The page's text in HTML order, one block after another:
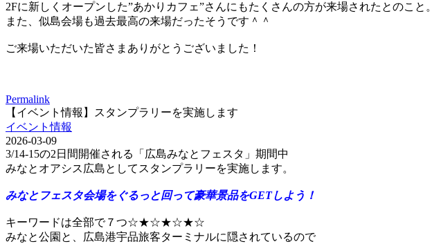
2Fに新しくオープンした”あかりカフェ”さんにもたくさんの方が来場されたとのこと。
また、似島会場も過去最高の来場だったそうです＾＾
ご来場いただいた皆さまありがとうございました！
Permalink
【イベント情報】スタンプラリーを実施します
イベント情報
2026-03-09
3/14-15の2日間開催される「広島みなとフェスタ」期間中
みなとオアシス広島としてスタンプラリーを実施します。
みなとフェスタ会場をぐるっと回って豪華景品をGETしよう！
キーワードは全部で７つ☆★☆★☆★☆
みなと公園と、広島港宇品旅客ターミナルに隠されているので